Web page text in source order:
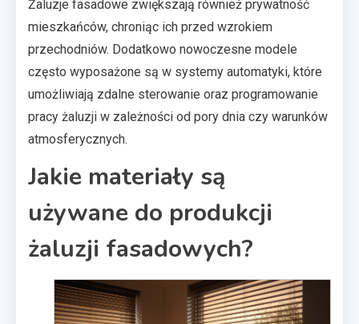
Żaluzje fasadowe zwiększają również prywatność
mieszkańców, chroniąc ich przed wzrokiem
przechodniów. Dodatkowo nowoczesne modele
często wyposażone są w systemy automatyki, które
umożliwiają zdalne sterowanie oraz programowanie
pracy żaluzji w zależności od pory dnia czy warunków
atmosferycznych.
Jakie materiały są
używane do produkcji
żaluzji fasadowych?